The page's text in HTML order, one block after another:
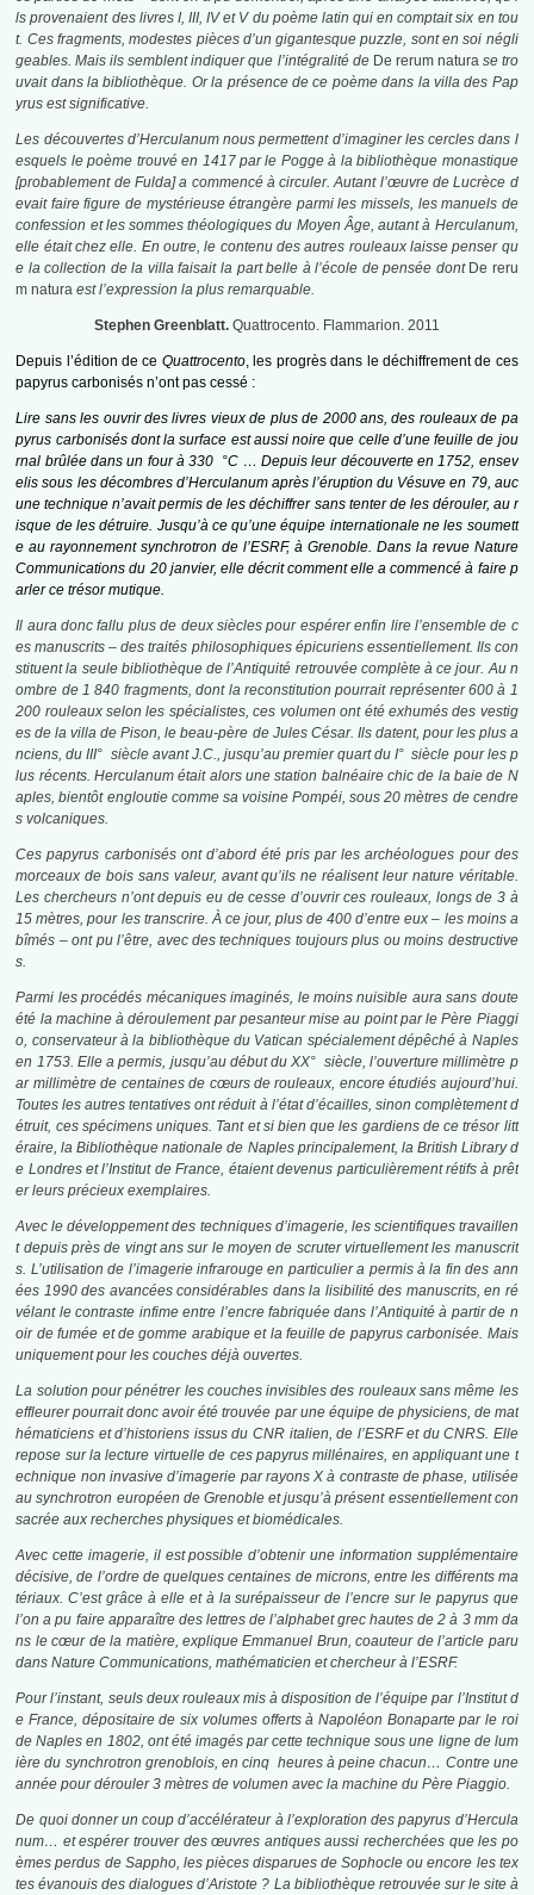
ls provenaient des livres I, III, IV et V du poème latin qui en comptait six en tou
t. Ces fragments, modestes pièces d’un gigantesque puzzle, sont en soi négli
geables. Mais ils semblent indiquer que l’intégralité de De rerum naturase tro
uvait dans la bibliothèque. Or la présence de ce poème dans la villa des Pap
yrus est significative.
Les découvertes d’Herculanum nous permettent d’imaginer les cercles dans l
esquels le poème trouvé en 1417 par le Pogge à la bibliothèque monastique
[probablement de Fulda] a commencé à circuler. Autant l’œuvre de Lucrèce d
evait faire figure de mystérieuse étrangère parmi les missels, les manuels de
confession et les sommes théologiques du Moyen Âge, autant à Herculanum,
elle était chez elle. En outre, le contenu des autres rouleaux laisse penser qu
e la collection de la villa faisait la part belle à l’école de pensée dont De reru
m natura est l’expression la plus remarquable.
Stephen Greenblatt. Quattrocento. Flammarion. 2011
Depuis l’édition de ce Quattrocento, les progrès dans le déchiffrement de ces
papyrus carbonisés n’ont pas cessé :
Lire sans les ouvrir des livres vieux de plus de 2000 ans, des rouleaux de pa
pyrus carbonisés dont la surface est aussi noire que celle d’une feuille de jou
rnal brûlée dans un four à 330 °C … Depuis leur découverte en 1752, ensev
elis sous les décombres d’Herculanum après l’éruption du Vésuve en 79, auc
une technique n’avait permis de les déchiffrer sans tenter de les dérouler, au r
isque de les détruire. Jusqu’à ce qu’une équipe internationale ne les soumett
e au rayonnement synchrotron de l’ESRF, à Grenoble. Dans la revue Nature
Communications du 20 janvier, elle décrit comment elle a commencé à faire p
arler ce trésor mutique.
Il aura donc fallu plus de deux siècles pour espérer enfin lire l’ensemble de c
es manuscrits – des traités philosophiques épicuriens essentiellement. Ils con
stituent la seule bibliothèque de l’Antiquité retrouvée complète à ce jour. Au n
ombre de 1 840 fragments, dont la reconstitution pourrait représenter 600 à 1
200 rouleaux selon les spécialistes, ces volumen ont été exhumés des vestig
es de la villa de Pison, le beau-père de Jules César. Ils datent, pour les plus a
nciens, du III° siècle avant J.C., jusqu’au premier quart du I° siècle pour les p
lus récents. Herculanum était alors une station balnéaire chic de la baie de N
aples, bientôt engloutie comme sa voisine Pompéi, sous 20 mètres de cendre
s volcaniques.
Ces papyrus carbonisés ont d’abord été pris par les archéologues pour des
morceaux de bois sans valeur, avant qu’ils ne réalisent leur nature véritable.
Les chercheurs n’ont depuis eu de cesse d’ouvrir ces rouleaux, longs de 3 à
15 mètres, pour les transcrire. À ce jour, plus de 400 d’entre eux – les moins a
bîmés – ont pu l’être, avec des techniques toujours plus ou moins destructive
s.
Parmi les procédés mécaniques imaginés, le moins nuisible aura sans doute
été la machine à déroulement par pesanteur mise au point par le Père Piaggi
o, conservateur à la bibliothèque du Vatican spécialement dépêché à Naples
en 1753. Elle a permis, jusqu’au début du XX° siècle, l’ouverture millimètre p
ar millimètre de centaines de cœurs de rouleaux, encore étudiés aujourd’hui.
Toutes les autres tentatives ont réduit à l’état d’écailles, sinon complètement d
étruit, ces spécimens uniques. Tant et si bien que les gardiens de ce trésor litt
éraire, la Bibliothèque nationale de Naples principalement, la British Library d
e Londres et l’Institut de France, étaient devenus particulièrement rétifs à prêt
er leurs précieux exemplaires.
Avec le développement des techniques d’imagerie, les scientifiques travaillen
t depuis près de vingt ans sur le moyen de scruter virtuellement les manuscrit
s. L’utilisation de l’imagerie infrarouge en particulier a permis à la fin des ann
ées 1990 des avancées considérables dans la lisibilité des manuscrits, en ré
vélant le contraste infime entre l’encre fabriquée dans l’Antiquité à partir de n
oir de fumée et de gomme arabique et la feuille de papyrus carbonisée. Mais
uniquement pour les couches déjà ouvertes.
La solution pour pénétrer les couches invisibles des rouleaux sans même les
effleurer pourrait donc avoir été trouvée par une équipe de physiciens, de mat
hématiciens et d’historiens issus du CNR italien, de l’ESRF et du CNRS. Elle
repose sur la lecture virtuelle de ces papyrus millénaires, en appliquant une t
echnique non invasive d’imagerie par rayons X à contraste de phase, utilisée
au synchrotron européen de Grenoble et jusqu’à présent essentiellement con
sacrée aux recherches physiques et biomédicales.
Avec cette imagerie, il est possible d’obtenir une information supplémentaire
décisive, de l’ordre de quelques centaines de microns, entre les différents ma
tériaux. C’est grâce à elle et à la surépaisseur de l’encre sur le papyrus que
l’on a pu faire apparaître des lettres de l’alphabet grec hautes de 2 à 3 mm da
ns le cœur de la matière, explique Emmanuel Brun, coauteur de l’article paru
dans Nature Communications, mathématicien et chercheur à l’ESRF.
Pour l’instant, seuls deux rouleaux mis à disposition de l’équipe par l’Institut d
e France, dépositaire de six volumes offerts à Napoléon Bonaparte par le roi
de Naples en 1802, ont été imagés par cette technique sous une ligne de lum
ière du synchrotron grenoblois, en cinq heures à peine chacun… Contre une
année pour dérouler 3 mètres de volumen avec la machine du Père Piaggio.
De quoi donner un coup d’accélérateur à l’exploration des papyrus d’Hercula
num… et espérer trouver des œuvres antiques aussi recherchées que les po
èmes perdus de Sappho, les pièces disparues de Sophocle ou encore les tex
tes évanouis des dialogues d’Aristote ? La bibliothèque retrouvée sur le site à